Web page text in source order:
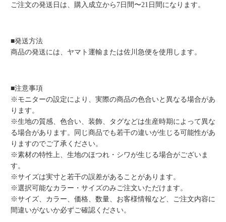
ご注文の発送日は、購入成立から7日間〜21日間になります。
■発送方法
商品の発送には、ヤマト運輸または佐川急便を使用します。
■注意事項
※モニターの設定により、実際の商品の色合いと異なる場合があ
ります。
※生地の質感、色合い、装飾、タグなどは生産時期によって異な
る場合があります。同じ商品でも若干の違いが生じる可能性があ
りますのでご了承ください。
※素材の特性上、生地のほつれ・シワが生じる場合がございま
す。
※サイズは実寸と若干の誤差があることがあります。
※選択可能なカラー・サイズのみご注文いただけます。
※サイズ、カラー、価格、数量、お客様情報など、ご注文内容に
間違いがないか必ずご確認ください。